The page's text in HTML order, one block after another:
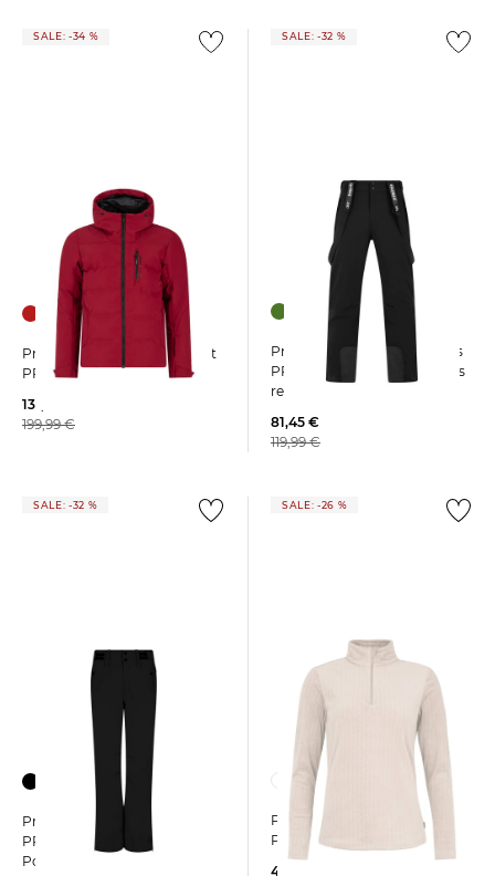
SALE: -34 %
Protest | Herren Snowjacket
PRTSUPERIOR Slim Fit
131,99 €
199,99 €
SALE: -32 %
Protest | Herren Snowpants
PRTCHESTER Regular Fit aus
recyceltem Polyester
81,45 €
119,99 €
SALE: -32 %
+2
Protest | Damen Skihose
PRTVOLETA Regular Fit aus
Polyester
SALE: -26 %
Protest | Damen Skirolli
PRTGAIL 1/4 ZIP ACTIVE TOP
44,15 €